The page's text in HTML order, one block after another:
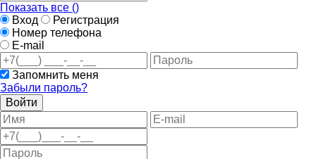
Показать все ()
Вход
Регистрация
Номер телефона
E-mail
Запомнить меня
Забыли пароль?
Войти